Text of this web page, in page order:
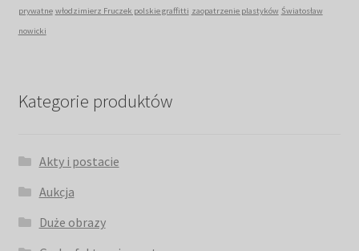
prywatne włodzimierz Fruczek polskie graffitti zaopatrzenie plastyków Światosław
nowicki
Kategorie produktów
Akty i postacie
Aukcja
Duże obrazy